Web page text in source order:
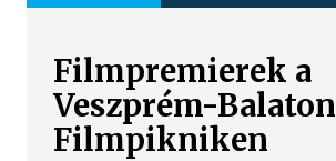
Filmpremierek a
Veszprém-Balaton
Filmpikniken